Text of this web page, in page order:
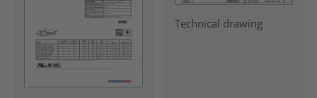
Technical drawing